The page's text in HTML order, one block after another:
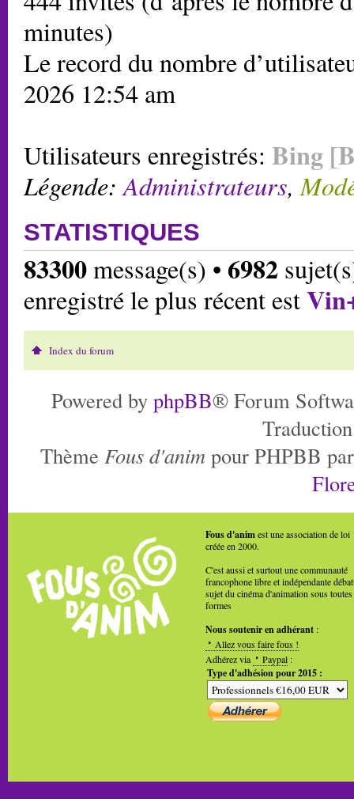
minutes)
Le record du nombre
2026 12:54 am
Utilisateurs enregistrés: Bing
Légende:Administrateurs,
STATISTIQUES
83300message(s) • 6982
enregistré le plus récent est
Index du forum
Powered by phpBB® Forum
Thème Fous d'anim pour PHPBB
Fous d'animest une association de loi
créée en 2000.
C'est aussi et surtout une communauté
francophone libre et indépendante
sujet du cinéma d'animation sous toutes
formes
Nous soutenir en adhérant :
Allez vous faire fous !
Adhérez via
Paypal :
Type d'adhésion pour 2015 :